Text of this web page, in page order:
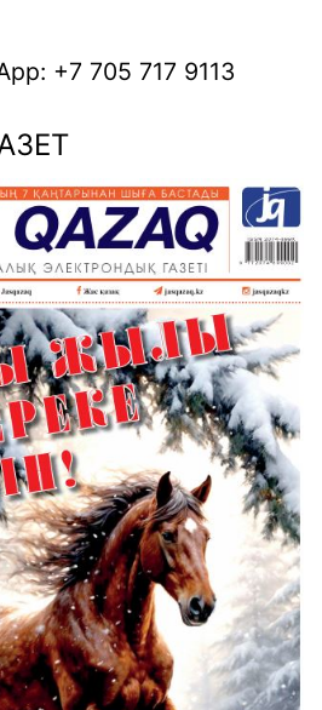
+7 705 717 9113